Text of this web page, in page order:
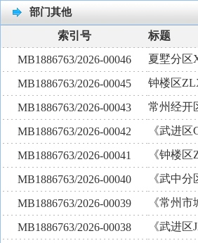
部门其他
索引号
标题
MB1886763/2026-00046
夏墅分区
MB1886763/2026-00045 钟楼区
MB1886763/2026-00043 常州经开
MB1886763/2026-00042 《武进
MB1886763/2026-00041 《钟楼
MB1886763/2026-00040 《武中
MB1886763/2026-00039 《常州
MB1886763/2026-00038 《武进